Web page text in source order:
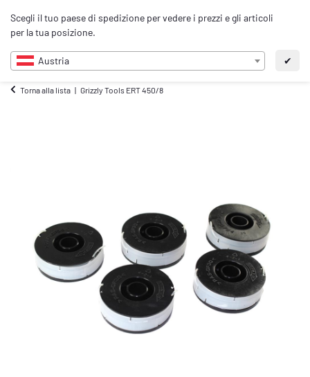
Scegli il tuo paese di spedizione per vedere i prezzi e gli articoli
per la tua posizione.
Austria ✔
IT
Torna alla lista Grizzly Tools ERT 450/8